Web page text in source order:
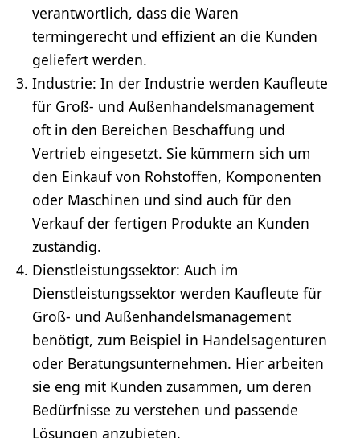
verantwortlich, dass die Waren
termingerecht und effizient an die Kunden
geliefert werden.
Industrie: In der Industrie werden Kaufleute
für Groß- und Außenhandelsmanagement
oft in den Bereichen Beschaffung und
Vertrieb eingesetzt. Sie kümmern sich um
den Einkauf von Rohstoffen, Komponenten
oder Maschinen und sind auch für den
Verkauf der fertigen Produkte an Kunden
zuständig.
Dienstleistungssektor: Auch im
Dienstleistungssektor werden Kaufleute für
Groß- und Außenhandelsmanagement
benötigt, zum Beispiel in Handelsagenturen
oder Beratungsunternehmen. Hier arbeiten
sie eng mit Kunden zusammen, um deren
Bedürfnisse zu verstehen und passende
Lösungen anzubieten.